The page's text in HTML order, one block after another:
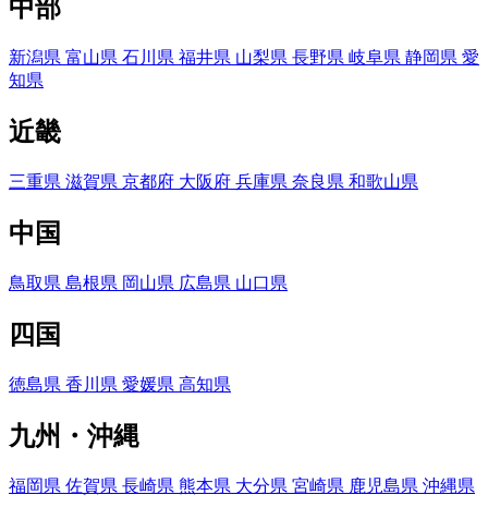
中部
新潟県 富山県 石川県 福井県 山梨県 長野県 岐阜県 静岡県 愛
知県
近畿
三重県 滋賀県 京都府 大阪府 兵庫県 奈良県 和歌山県
中国
鳥取県 島根県 岡山県 広島県 山口県
四国
徳島県 香川県 愛媛県 高知県
九州・沖縄
福岡県 佐賀県 長崎県 熊本県 大分県 宮崎県 鹿児島県 沖縄県